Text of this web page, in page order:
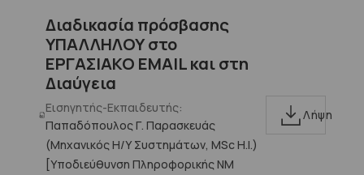
Διαδικασία πρόσβασης
ΥΠΑΛΛΗΛΟΥ στο
ΕΡΓΑΣΙΑΚΟ EMAIL και στη
Διαύγεια
Εισηγητής-Εκπαιδευτής:
Παπαδόπουλος Γ. Παρασκευάς
(Μηχανικός Η/Υ Συστημάτων, MSc H.I.)
[Υποδιεύθυνση Πληροφορικής ΝΜ
Λήψη